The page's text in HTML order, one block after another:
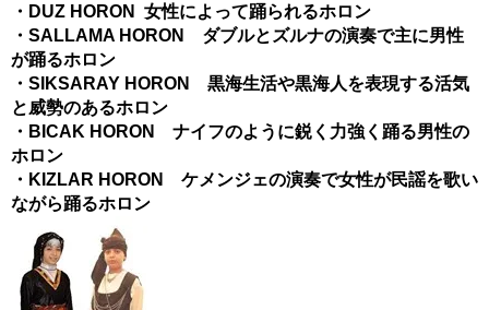
・DUZ HORON 女性によって踊られるホロン
・SALLAMA HORON ダブルとズルナの演奏で主に男性
が踊るホロン
・SIKSARAY HORON 黒海生活や黒海人を表現する活気
と威勢のあるホロン
・BICAK HORON ナイフのように鋭く力強く踊る男性の
ホロン
・KIZLAR HORON ケメンジェの演奏で女性が民謡を歌い
ながら踊るホロン